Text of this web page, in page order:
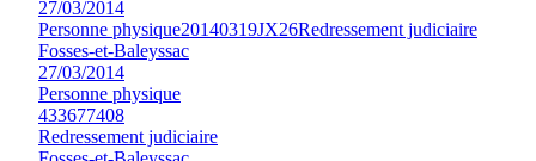
27/03/2014
Personne physique20140319JX26Redressement judiciaire
Fosses-et-Baleyssac
27/03/2014
Personne physique
433677408
Redressement judiciaire